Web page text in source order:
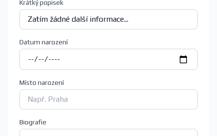
Krátký popisek
Datum narození
Místo narození
Biografie